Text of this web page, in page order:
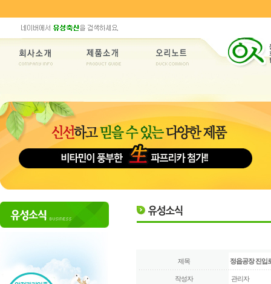
제목 정읍공장 진입
작성자 관리자